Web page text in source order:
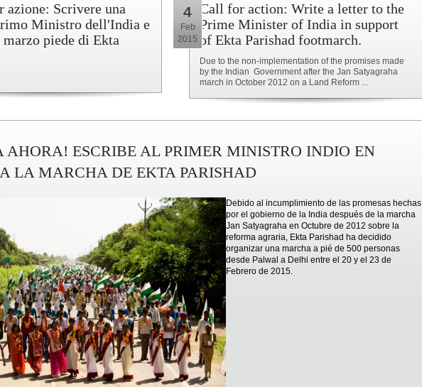
azione: Scrivere una
Ministro dell'India e
marzo piede di Ekta
Call for action: Write a letter to the
Prime Minister of India in support
of Ekta Parishad footmarch.
Due to the non-implementation of the promises made
by the Indian Government after the Jan Satyagraha
march in October 2012 on a Land Reform ...
4
Feb
2015
AHORA! ESCRIBE AL PRIMER MINISTRO INDIO EN
LA MARCHA DE EKTA PARISHAD
Debido al incumplimiento de las promesas hechas
por el gobierno de la India después de la marcha
Jan Satyagraha en Octubre de 2012 sobre la
reforma agraria, Ekta Parishad ha decidido
organizar una marcha a pié de 500 personas
desde Palwal a Delhi entre el 20 y el 23 de
Febrero de 2015.